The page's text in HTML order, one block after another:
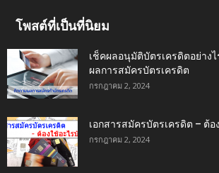
โพสต์ที่เป็นที่นิยม
เช็คผลอนุมัติบัตรเครดิตอย่าง
ผลการสมัครบัตรเครดิต
กรกฎาคม 2, 2024
เอกสารสมัครบัตรเครดิต – ต้อ
กรกฎาคม 2, 2024